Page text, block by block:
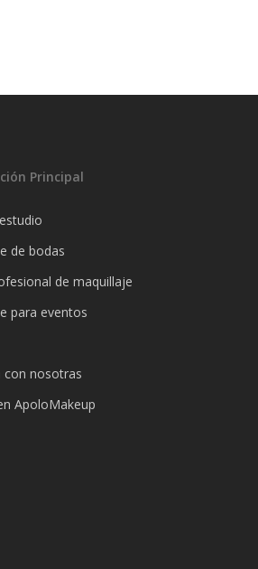
Principal
de bodas
de maquillaje
para eventos
con nosotras
ApoloMakeup